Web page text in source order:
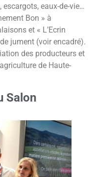
escargots, eaux-de-vie…
Bon » à
et « L’Ecrin
jument (voir encadré).
des producteurs et
de Haute-
Salon